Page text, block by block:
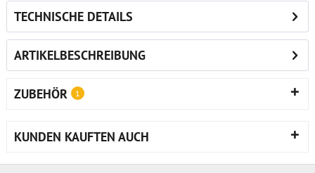
TECHNISCHE DETAILS
ARTIKELBESCHREIBUNG
ZUBEHÖR 1
KUNDEN KAUFTEN AUCH